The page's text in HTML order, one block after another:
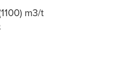
m3/t